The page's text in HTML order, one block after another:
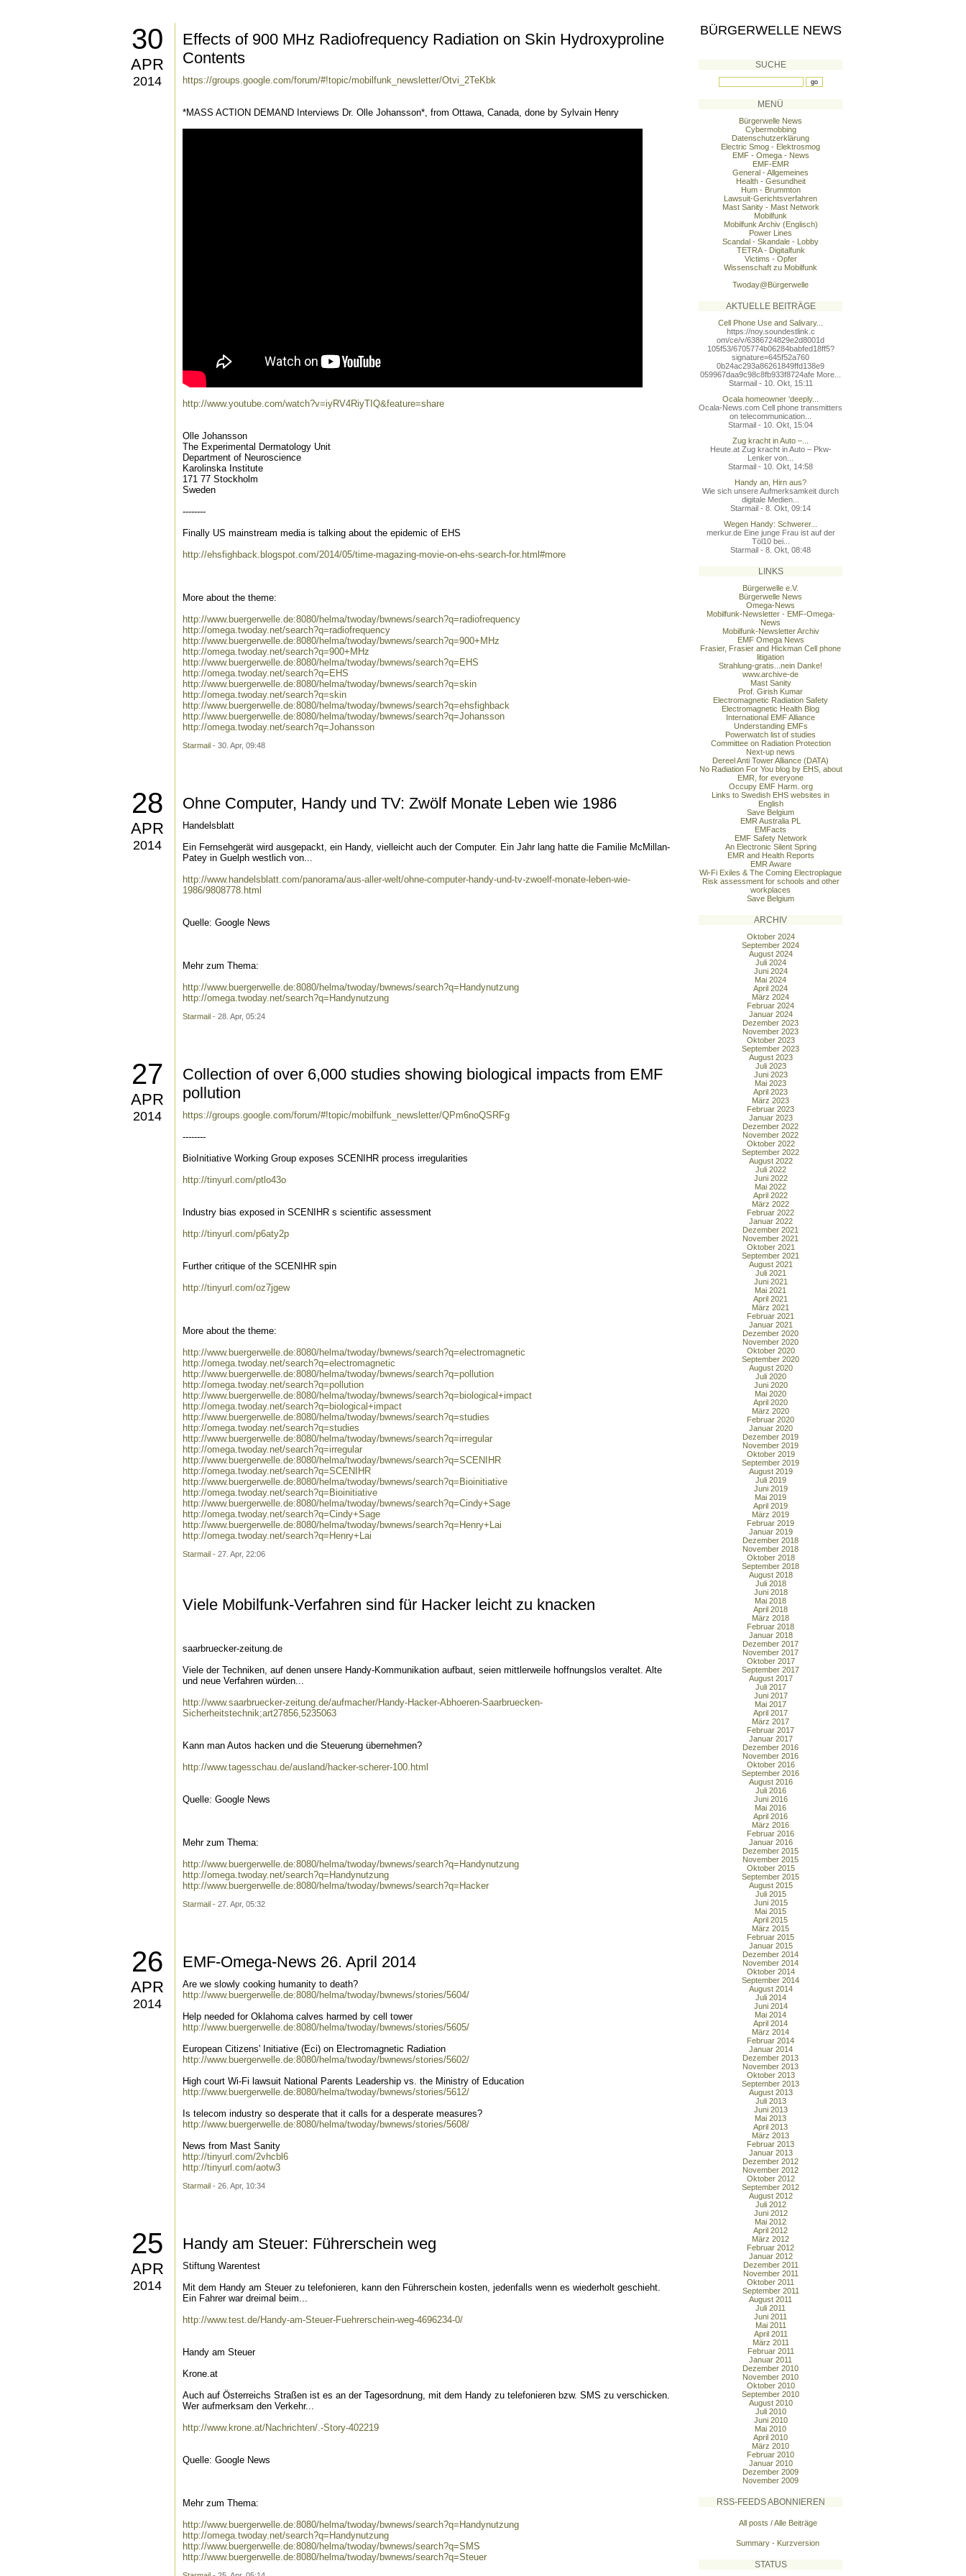
30
APR
2014
Effects of 900 MHz Radiofrequency Radiation on Skin Hydroxyproline
Contents
https://groups.google.com/forum/#!topic/mobilfunk_newsletter/Otvi_2TeKbk
*MASS ACTION DEMAND Interviews Dr. Olle Johansson*, from Ottawa, Canada, done by Sylvain Henry
http://www.youtube.com/watch?v=iyRV4RiyTIQ&feature=share
Olle Johansson
The Experimental Dermatology Unit
Department of Neuroscience
Karolinska Institute
171 77 Stockholm
Sweden
--------
Finally US mainstream media is talking about the epidemic of EHS
http://ehsfighback.blogspot.com/2014/05/time-magazing-movie-on-ehs-search-for.html#more
More about the theme:
http://www.buergerwelle.de:8080/helma/twoday/bwnews/search?q=radiofrequency
http://omega.twoday.net/search?q=radiofrequency
http://www.buergerwelle.de:8080/helma/twoday/bwnews/search?q=900+MHz
http://omega.twoday.net/search?q=900+MHz
http://www.buergerwelle.de:8080/helma/twoday/bwnews/search?q=EHS
http://omega.twoday.net/search?q=EHS
http://www.buergerwelle.de:8080/helma/twoday/bwnews/search?q=skin
http://omega.twoday.net/search?q=skin
http://www.buergerwelle.de:8080/helma/twoday/bwnews/search?q=ehsfighback
http://www.buergerwelle.de:8080/helma/twoday/bwnews/search?q=Johansson
http://omega.twoday.net/search?q=Johansson
Starmail - 30. Apr, 09:48
28
APR
2014
Ohne Computer, Handy und TV: Zwölf Monate Leben wie 1986
Handelsblatt
Ein Fernsehgerät wird ausgepackt, ein Handy, vielleicht auch der Computer. Ein Jahr lang hatte die Familie McMillan-
Patey in Guelph westlich von...
http://www.handelsblatt.com/panorama/aus-aller-welt/ohne-computer-handy-und-tv-zwoelf-monate-leben-wie-
1986/9808778.html
Quelle: Google News
Mehr zum Thema:
http://www.buergerwelle.de:8080/helma/twoday/bwnews/search?q=Handynutzung
http://omega.twoday.net/search?q=Handynutzung
Starmail - 28. Apr, 05:24
27
APR
2014
Collection of over 6,000 studies showing biological impacts from EMF
pollution
https://groups.google.com/forum/#!topic/mobilfunk_newsletter/QPm6noQSRFg
--------
BioInitiative Working Group exposes SCENIHR process irregularities
http://tinyurl.com/ptlo43o
Industry bias exposed in SCENIHR s scientific assessment
http://tinyurl.com/p6aty2p
Further critique of the SCENIHR spin
http://tinyurl.com/oz7jgew
More about the theme:
http://www.buergerwelle.de:8080/helma/twoday/bwnews/search?q=electromagnetic
http://omega.twoday.net/search?q=electromagnetic
http://www.buergerwelle.de:8080/helma/twoday/bwnews/search?q=pollution
http://omega.twoday.net/search?q=pollution
http://www.buergerwelle.de:8080/helma/twoday/bwnews/search?q=biological+impact
http://omega.twoday.net/search?q=biological+impact
http://www.buergerwelle.de:8080/helma/twoday/bwnews/search?q=studies
http://omega.twoday.net/search?q=studies
http://www.buergerwelle.de:8080/helma/twoday/bwnews/search?q=irregular
http://omega.twoday.net/search?q=irregular
http://www.buergerwelle.de:8080/helma/twoday/bwnews/search?q=SCENIHR
http://omega.twoday.net/search?q=SCENIHR
http://www.buergerwelle.de:8080/helma/twoday/bwnews/search?q=Bioinitiative
http://omega.twoday.net/search?q=Bioinitiative
http://www.buergerwelle.de:8080/helma/twoday/bwnews/search?q=Cindy+Sage
http://omega.twoday.net/search?q=Cindy+Sage
http://www.buergerwelle.de:8080/helma/twoday/bwnews/search?q=Henry+Lai
http://omega.twoday.net/search?q=Henry+Lai
Starmail - 27. Apr, 22:06
Viele Mobilfunk-Verfahren sind für Hacker leicht zu knacken
saarbruecker-zeitung.de
Viele der Techniken, auf denen unsere Handy-Kommunikation aufbaut, seien mittlerweile hoffnungslos veraltet. Alte
und neue Verfahren würden...
http://www.saarbruecker-zeitung.de/aufmacher/Handy-Hacker-Abhoeren-Saarbruecken-
Sicherheitstechnik;art27856,5235063
Kann man Autos hacken und die Steuerung übernehmen?
http://www.tagesschau.de/ausland/hacker-scherer-100.html
Quelle: Google News
Mehr zum Thema:
http://www.buergerwelle.de:8080/helma/twoday/bwnews/search?q=Handynutzung
http://omega.twoday.net/search?q=Handynutzung
http://www.buergerwelle.de:8080/helma/twoday/bwnews/search?q=Hacker
Starmail - 27. Apr, 05:32
26
APR
2014
EMF-Omega-News 26. April 2014
Are we slowly cooking humanity to death?
http://www.buergerwelle.de:8080/helma/twoday/bwnews/stories/5604/
Help needed for Oklahoma calves harmed by cell tower
http://www.buergerwelle.de:8080/helma/twoday/bwnews/stories/5605/
European Citizens' Initiative (Eci) on Electromagnetic Radiation
http://www.buergerwelle.de:8080/helma/twoday/bwnews/stories/5602/
High court Wi-Fi lawsuit National Parents Leadership vs. the Ministry of Education
http://www.buergerwelle.de:8080/helma/twoday/bwnews/stories/5612/
Is telecom industry so desperate that it calls for a desperate measures?
http://www.buergerwelle.de:8080/helma/twoday/bwnews/stories/5608/
News from Mast Sanity
http://tinyurl.com/2vhcbl6
http://tinyurl.com/aotw3
Starmail - 26. Apr, 10:34
25
APR
2014
Handy am Steuer: Führerschein weg
Stiftung Warentest
Mit dem Handy am Steuer zu telefonieren, kann den Führerschein kosten, jedenfalls wenn es wiederholt geschieht.
Ein Fahrer war dreimal beim...
http://www.test.de/Handy-am-Steuer-Fuehrerschein-weg-4696234-0/
Handy am Steuer
Krone.at
Auch auf Österreichs Straßen ist es an der Tagesordnung, mit dem Handy zu telefonieren bzw. SMS zu verschicken.
Wer aufmerksam den Verkehr...
http://www.krone.at/Nachrichten/.-Story-402219
Quelle: Google News
Mehr zum Thema:
http://www.buergerwelle.de:8080/helma/twoday/bwnews/search?q=Handynutzung
http://omega.twoday.net/search?q=Handynutzung
http://www.buergerwelle.de:8080/helma/twoday/bwnews/search?q=SMS
http://www.buergerwelle.de:8080/helma/twoday/bwnews/search?q=Steuer
BÜRGERWELLE NEWS
SUCHE
MENÜ
Bürgerwelle News
Cybermobbing
Datenschutzerklärung
Electric Smog - Elektrosmog
EMF - Omega - News
EMF-EMR
General - Allgemeines
Health - Gesundheit
Hum - Brummton
Lawsuit-Gerichtsverfahren
Mast Sanity - Mast Network
Mobilfunk
Mobilfunk Archiv (Englisch)
Power Lines
Scandal - Skandale - Lobby
TETRA - Digitalfunk
Victims - Opfer
Wissenschaft zu Mobilfunk
Twoday@Bürgerwelle
AKTUELLE BEITRÄGE
Cell Phone Use and Salivary...
https://noy.soundestlink.c
om/ce/v/6386724829e2d8001d
105f53/6705774b06284babfed18ff5?
signature=645f52a760
0b24ac293a86261849ffd138e9
059967daa9c98c8fb933f8724afe More...
Starmail - 10. Okt, 15:11
Ocala homeowner 'deeply...
Ocala-News.com Cell phone transmitters
on telecommunication...
Starmail - 10. Okt, 15:04
Zug kracht in Auto –...
Heute.at Zug kracht in Auto – Pkw-
Lenker von...
Starmail - 10. Okt, 14:58
Handy an, Hirn aus?
Wie sich unsere Aufmerksamkeit durch
digitale Medien...
Starmail - 8. Okt, 09:14
Wegen Handy: Schwerer...
merkur.de Eine junge Frau ist auf der
Töl10 bei...
Starmail - 8. Okt, 08:48
LINKS
Bürgerwelle e.V.
Bürgerwelle News
Omega-News
Mobilfunk-Newsletter - EMF-Omega-
News
Mobilfunk-Newsletter Archiv
EMF Omega News
Frasier, Frasier and Hickman Cell phone
litigation
Strahlung-gratis...nein Danke!
www.archive-de
Mast Sanity
Prof. Girish Kumar
Electromagnetic Radiation Safety
Electromagnetic Health Blog
International EMF Alliance
Understanding EMFs
Powerwatch list of studies
Committee on Radiation Protection
Next-up news
Dereel Anti Tower Alliance (DATA)
No Radiation For You blog by EHS, about
EMR, for everyone
Occupy EMF Harm. org
Links to Swedish EHS websites in
English
Save Belgium
EMR Australia PL
EMFacts
EMF Safety Network
An Electronic Silent Spring
EMR and Health Reports
EMR Aware
Wi-Fi Exiles & The Coming Electroplague
Risk assessment for schools and other
workplaces
Save Belgium
ARCHIV
Oktober 2024
September 2024
August 2024
Juli 2024
Juni 2024
Mai 2024
April 2024
März 2024
Februar 2024
Januar 2024
Dezember 2023
November 2023
Oktober 2023
September 2023
August 2023
Juli 2023
Juni 2023
Mai 2023
April 2023
März 2023
Februar 2023
Januar 2023
Dezember 2022
November 2022
Oktober 2022
September 2022
August 2022
Juli 2022
Juni 2022
Mai 2022
April 2022
März 2022
Februar 2022
Januar 2022
Dezember 2021
November 2021
Oktober 2021
September 2021
August 2021
Juli 2021
Juni 2021
Mai 2021
April 2021
März 2021
Februar 2021
Januar 2021
Dezember 2020
November 2020
Oktober 2020
September 2020
August 2020
Juli 2020
Juni 2020
Mai 2020
April 2020
März 2020
Februar 2020
Januar 2020
Dezember 2019
November 2019
Oktober 2019
September 2019
August 2019
Juli 2019
Juni 2019
Mai 2019
April 2019
März 2019
Februar 2019
Januar 2019
Dezember 2018
November 2018
Oktober 2018
September 2018
August 2018
Juli 2018
Juni 2018
Mai 2018
April 2018
März 2018
Februar 2018
Januar 2018
Dezember 2017
November 2017
Oktober 2017
September 2017
August 2017
Juli 2017
Juni 2017
Mai 2017
April 2017
März 2017
Februar 2017
Januar 2017
Dezember 2016
November 2016
Oktober 2016
September 2016
August 2016
Juli 2016
Juni 2016
Mai 2016
April 2016
März 2016
Februar 2016
Januar 2016
Dezember 2015
November 2015
Oktober 2015
September 2015
August 2015
Juli 2015
Juni 2015
Mai 2015
April 2015
März 2015
Februar 2015
Januar 2015
Dezember 2014
November 2014
Oktober 2014
September 2014
August 2014
Juli 2014
Juni 2014
Mai 2014
April 2014
März 2014
Februar 2014
Januar 2014
Dezember 2013
November 2013
Oktober 2013
September 2013
August 2013
Juli 2013
Juni 2013
Mai 2013
April 2013
März 2013
Februar 2013
Januar 2013
Dezember 2012
November 2012
Oktober 2012
September 2012
August 2012
Juli 2012
Juni 2012
Mai 2012
April 2012
März 2012
Februar 2012
Januar 2012
Dezember 2011
November 2011
Oktober 2011
September 2011
August 2011
Juli 2011
Juni 2011
Mai 2011
April 2011
März 2011
Februar 2011
Januar 2011
Dezember 2010
November 2010
Oktober 2010
September 2010
August 2010
Juli 2010
Juni 2010
Mai 2010
April 2010
März 2010
Februar 2010
Januar 2010
Dezember 2009
November 2009
RSS-FEEDS ABONNIEREN
All posts / Alle Beiträge
Summary - Kurzversion
STATUS